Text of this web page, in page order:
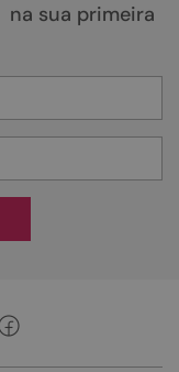
na sua primeira